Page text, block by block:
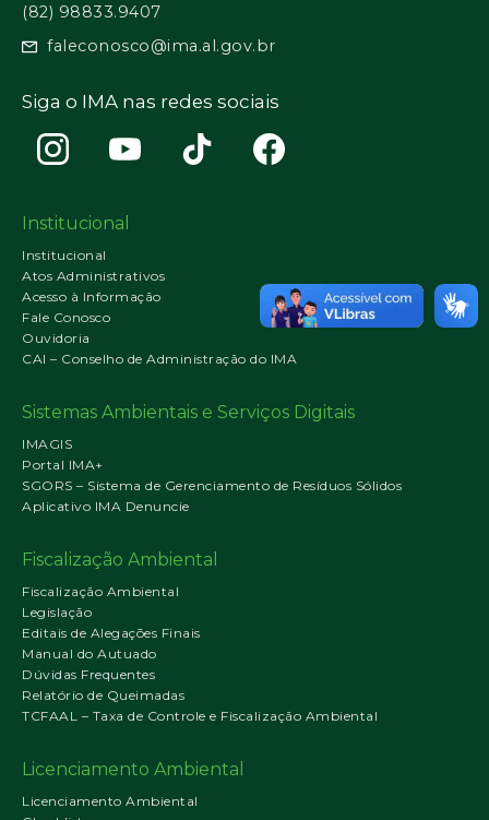
(82) 98833.9407
faleconosco@ima.al.gov.br
Siga o IMA nas redes sociais
Institucional
Institucional
Atos Administrativos
Acesso à Informação
Fale Conosco
Ouvidoria
CAI – Conselho de Administração do IMA
Sistemas Ambientais e Serviços Digitais
IMAGIS
Portal IMA+
SGORS – Sistema de Gerenciamento de Resíduos Sólidos
Aplicativo IMA Denuncie
Fiscalização Ambiental
Fiscalização Ambiental
Legislação
Editais de Alegações Finais
Manual do Autuado
Dúvidas Frequentes
Relatório de Queimadas
TCFAAL – Taxa de Controle e Fiscalização Ambiental
Licenciamento Ambiental
Licenciamento Ambiental